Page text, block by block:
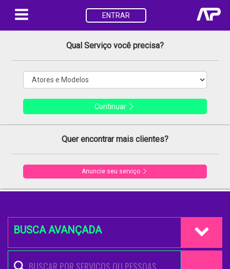
ENTRAR
Qual Serviço você precisa?
Continuar
Quer encontrar mais clientes?
Anuncie seu serviço
BUSCA AVANÇADA